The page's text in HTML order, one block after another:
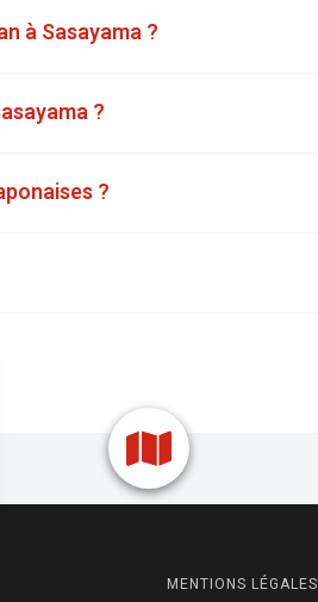
à Sasayama ?
?
?
MENTIONS LÉGALES